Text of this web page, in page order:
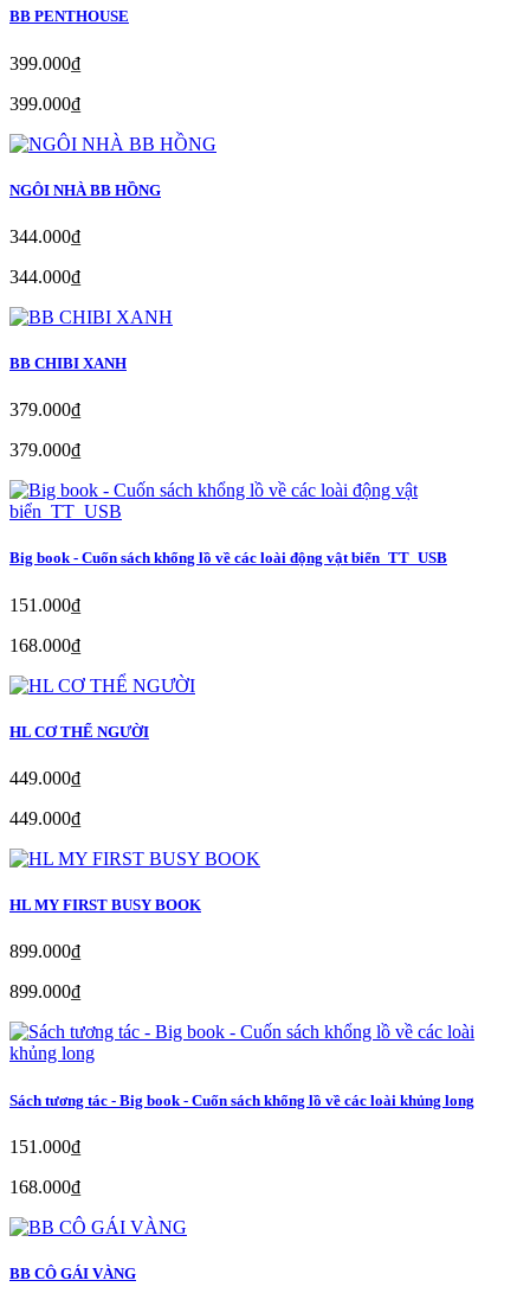
BB PENTHOUSE
399.000₫
399.000₫
NGÔI NHÀ BB HỒNG
344.000₫
344.000₫
BB CHIBI XANH
379.000₫
379.000₫
Big book - Cuốn sách khổng lồ về các loài động vật biển_TT_USB
151.000₫
168.000₫
HL CƠ THỂ NGƯỜI
449.000₫
449.000₫
HL MY FIRST BUSY BOOK
899.000₫
899.000₫
Sách tương tác - Big book - Cuốn sách khổng lồ về các loài khủng long
151.000₫
168.000₫
BB CÔ GÁI VÀNG